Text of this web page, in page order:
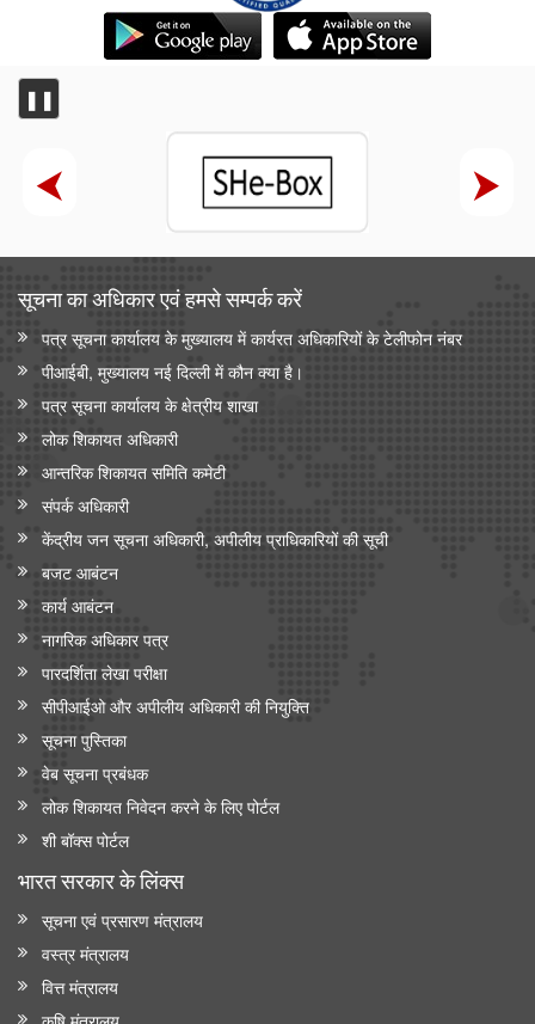
❚❚
सूचना का अधिकार एवं हमसे सम्‍पर्क करें
पत्र सूचना कार्यालय के मुख्यालय में कार्यरत अधिकारियों के टेलीफोन नंबर
पीआईबी, मुख्यालय नई दिल्ली में कौन क्या है।
पत्र सूचना कार्यालय के क्षेत्रीय शाखा
लोक शिकायत अधिकारी
आन्‍तरिक शिकायत समिति कमेटी
संपर्क अधिकारी
केंद्रीय जन सूचना अधिकारी, अपीलीय प्राधिकारियों की सूची
बजट आबंटन
कार्य आबंटन
नागरिक अधिकार पत्र
पारदर्शिता लेखा परीक्षा
सीपीआईओ और अपी‍लीय अधिकारी की नियुक्ति
सूचना पुस्तिका
वेब सूचना प्रबंधक
लोक शिकायत निवेदन करने के लिए पोर्टल
शी बॉक्स पोर्टल
भारत सरकार के लिंक्‍स
सूचना एवं प्रसारण मंत्रालय
वस्त्र मंत्रालय
वित्त मंत्रालय